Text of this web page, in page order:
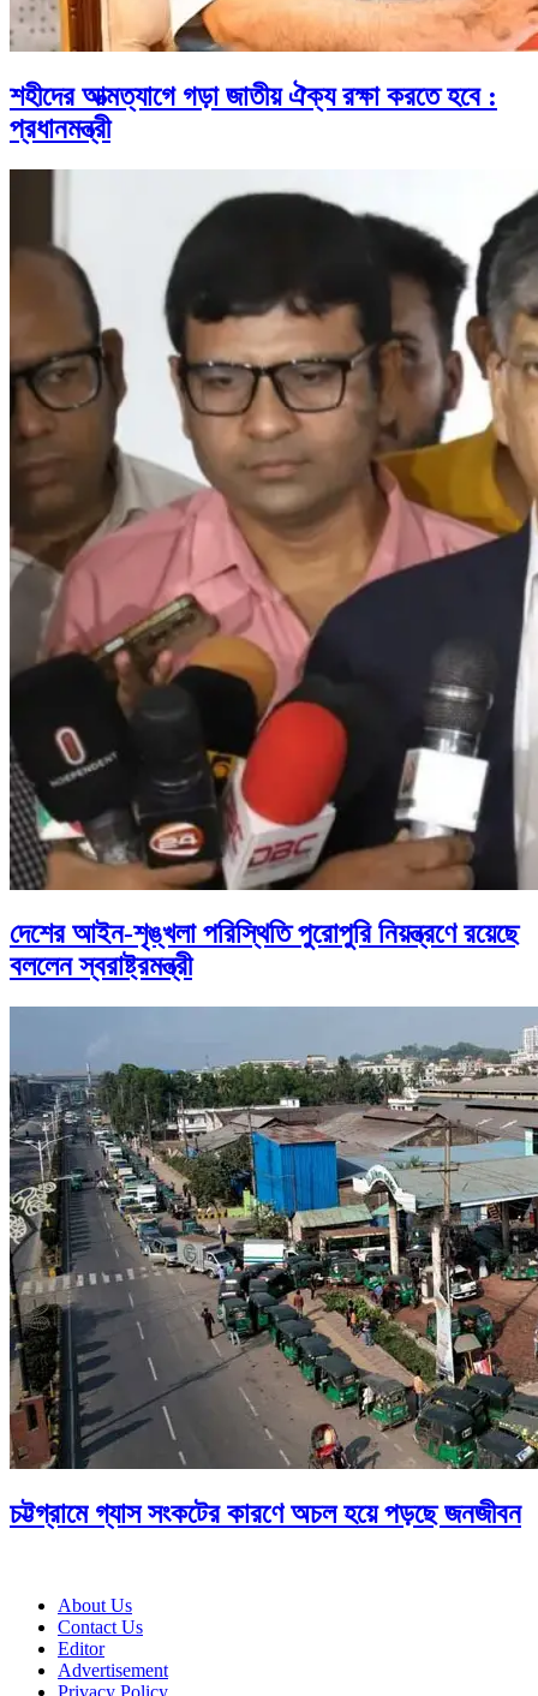
শহীদের আত্মত্যাগে গড়া জাতীয় ঐক্য রক্ষা করতে হবে :
প্রধানমন্ত্রী
দেশের আইন-শৃঙ্খলা পরিস্থিতি পুরোপুরি নিয়ন্ত্রণে রয়েছে
বললেন স্বরাষ্ট্রমন্ত্রী
চট্টগ্রামে গ্যাস সংকটের কারণে অচল হয়ে পড়ছে জনজীবন
About Us
Contact Us
Editor
Advertisement